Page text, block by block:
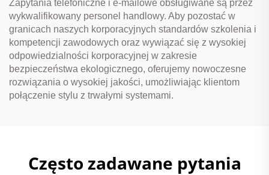
Zapytania telefoniczne i e-mailowe obsługiwane są przez
wykwalifikowany personel handlowy. Aby pozostać w
granicach naszych korporacyjnych standardów szkolenia i
kompetencji zawodowych oraz wywiązać się z wysokiej
odpowiedzialności korporacyjnej w zakresie
bezpieczeństwa ekologicznego, oferujemy nowoczesne
rozwiązania o wysokiej jakości, umożliwiając klientom
połączenie stylu z trwałymi systemami.
Często zadawane pytania